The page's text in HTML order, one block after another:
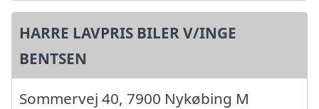
HARRE LAVPRIS BILER V/INGE
BENTSEN
Sommervej 40, 7900 Nykøbing M